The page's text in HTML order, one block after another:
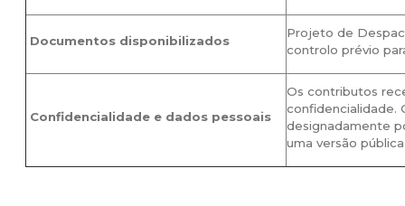
Documentos disponibilizados
Projeto de
controlo prévio
Confidencialidade e dados pessoais
Os contributos
confidencialidade.
designadamente
uma versão